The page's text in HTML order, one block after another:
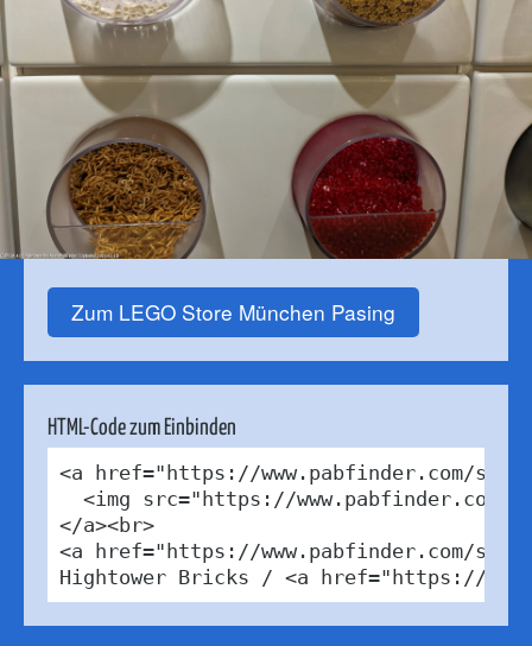
Zum LEGO Store München Pasing
HTML-Code zum Einbinden
<a href="https://www.pabfinder.com/
<img src="https://www.pabfinder.com/
</a><br>
<a href="https://www.pabfinder.com/
Hightower Bricks / <a href="https://